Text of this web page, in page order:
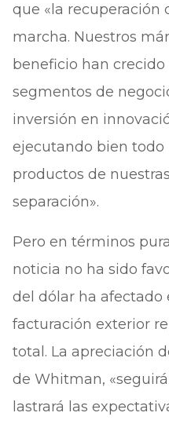
que «la recuperación
marcha. Nuestros
beneficio han
segmentos de
inversión en
ejecutando bien
productos de
separación».
Pero en términos
noticia no ha sido
del dólar ha afectado
facturación exterior
total. La apreciación
de Whitman,
lastrará las